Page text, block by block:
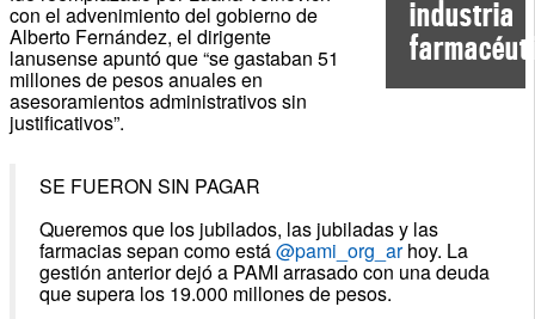
industria
con el advenimiento del gobierno de
Alberto Fernández, el dirigente
lanusense apuntó que “se gastaban 51
millones de pesos anuales en
asesoramientos administrativos sin
justificativos”.
SE FUERON SIN PAGAR
Queremos que los jubilados, las jubiladas y las
farmacias sepan como está@pami_org_arhoy. La
gestión anterior dejó a PAMI arrasado con una deuda
que supera los 19.000 millones de pesos.